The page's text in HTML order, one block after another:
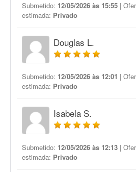
Submetido: 12/05/2026 às 15:55 |
estimada: Privado
Douglas L.
Submetido: 12/05/2026 às 12:01 |
estimada: Privado
Isabela S.
Submetido: 12/05/2026 às 12:13 |
estimada: Privado